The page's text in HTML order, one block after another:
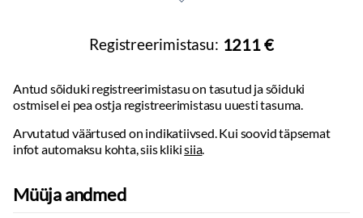
Võtmeta käivitus
Seisuküte (eelsoendus):salongi
Integreeritud väravapult
Kliimaseade:kliimaautomaatik
Registreerimistasu: 1211 €
Antud sõiduki registreerimistasu on tasutud ja sõiduki
ostmisel ei pea ostja registreerimistasu uuesti tasuma.
Arvutatud väärtused on indikatiivsed. Kui soovid täpsemat
infot automaksu kohta, siis klikisiia.
Müüja andmed